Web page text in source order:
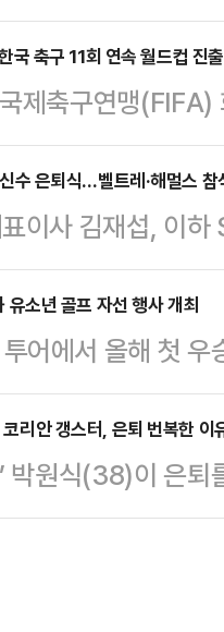
았다.홍명보 감독
경기장에서 열린
선’ 이라크와의 B
19)를 기록한 한
와 상관없이 최소
선에 직행한다
국 축구 11회 연속 월드컵 진
제축구연맹
판티노 회장은 6
드컵 본선 진출
다"며 "유럽과 남
작성한 것은 인상
진출한 국가는 브
스페인(12회)뿐
수 은퇴식…벨트레·해멀스 참
이사 김재섭, 이
자이언츠와의 홈
저리그와 KBO리
, 한 시대를 대표한
로 널리 알려져 있
을 전하고 야구를
식 당일에는 지역
은 …
소년 골프 자선 행사 개최
어에서 올해 첫
꿈나무들을 위한
시간), 미국 뉴욕
유소년 골프 자선
사는 장래가 촉
리안 갱스터, 은퇴 번복한 이
박원식(38)이 은
달 6일 인천 인스